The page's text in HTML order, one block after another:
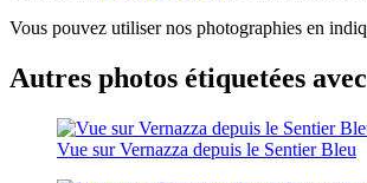
Vous pouvez utiliser nos photographies en
Autres photos étiquetées
Vue sur Vernazza depuis le Sentier Bleu